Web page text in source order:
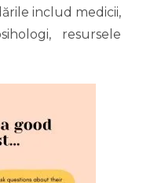
includ medicii,
resursele